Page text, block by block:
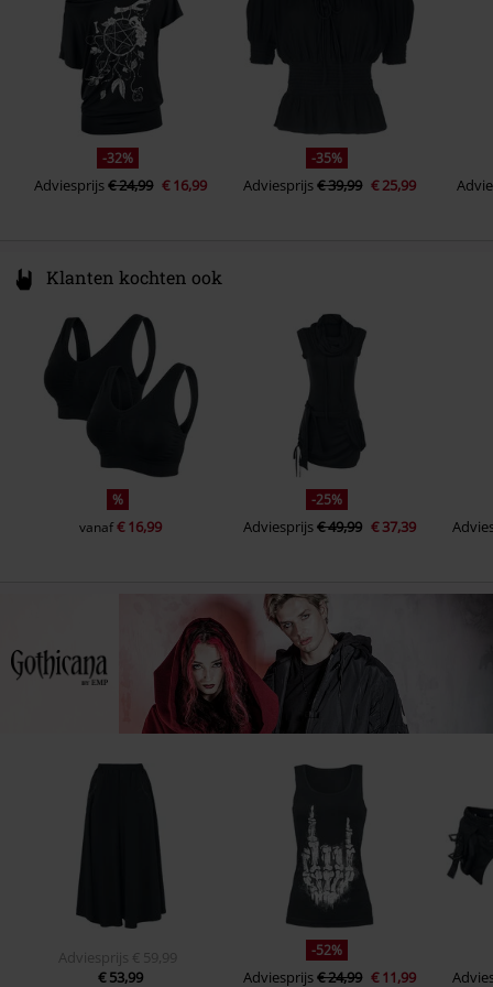
-32%
Adviesprijs€ 24,99 € 16,99
-35%
Adviesprijs€ 39,99 € 25,99
Klanten kochten ook
%
vanaf€ 16,99
-25%
Adviesprijs€ 49,99 € 37,39
Adviesprijs
€ 59,99
€ 53,99
-52%
Adviesprijs€ 24,99 € 11,99